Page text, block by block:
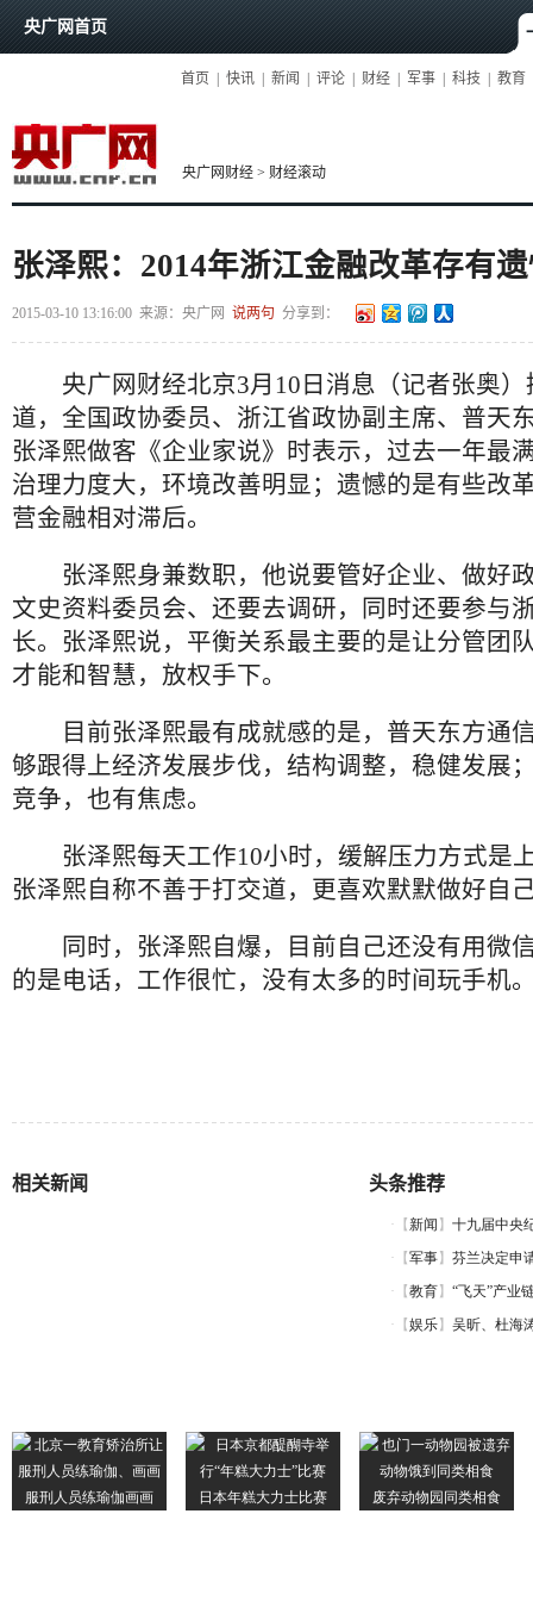
央广网首页
首页 快讯 新闻 评论 财经 军事 科技 教育
央广网财经 > 财经滚动
张泽熙：2014年浙江金融改革存有
2015-03-10 13:16:00 来源： 央广网 说两句 分享到：
央广网财经北京3月10日消息（记者张奥）
道，全国政协委员、浙江省政协副主席、普天
张泽熙做客《企业家说》时表示，过去一年最
治理力度大，环境改善明显；遗憾的是有些改
营金融相对滞后。
张泽熙身兼数职，他说要管好企业、做好
文史资料委员会、还要去调研，同时还要参与
长。张泽熙说，平衡关系最主要的是让分管团
才能和智慧，放权手下。
目前张泽熙最有成就感的是，普天东方通
够跟得上经济发展步伐，结构调整，稳健发展
竞争，也有焦虑。
张泽熙每天工作10小时，缓解压力方式是
张泽熙自称不善于打交道，更喜欢默默做好自
同时，张泽熙自爆，目前自己还没有用微
的是电话，工作很忙，没有太多的时间玩手机
相关新闻 头条推荐